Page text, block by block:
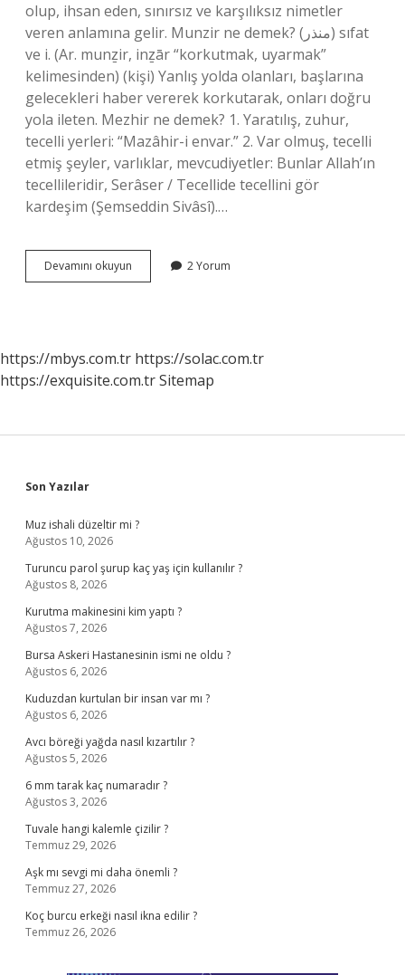
olup, ihsan eden, sınırsız ve karşılıksız nimetler
veren anlamına gelir. Munzir ne demek? (ﻣﻨﺬﺭ) sıfat
ve i. (Ar. munẕir, inẕār “korkutmak, uyarmak”
kelimesinden) (kişi) Yanlış yolda olanları, başlarına
gelecekleri haber vererek korkutarak, onları doğru
yola ileten. Mezhir ne demek? 1. Yaratılış, zuhur,
tecelli yerleri: “Mazâhir-i envar.” 2. Var olmuş, tecelli
etmiş şeyler, varlıklar, mevcudiyetler: Bunlar Allah’ın
tecellileridir, Serâser / Tecellide tecellini gör
kardeşim (Şemseddin Sivâsî).…
Devamını okuyun
Ne
2 Yorum
https://mbys.com.tr https://solac.com.tr
https://exquisite.com.trSitemap
Sidebar
Son Yazılar
Muz ishali düzeltir mi ?
Ağustos 10, 2026
Turuncu parol şurup kaç yaş için kullanılır ?
Ağustos 8, 2026
Kurutma makinesini kim yaptı ?
Ağustos 7, 2026
Bursa Askeri Hastanesinin ismi ne oldu ?
Ağustos 6, 2026
Kuduzdan kurtulan bir insan var mı ?
Ağustos 6, 2026
Avcı böreği yağda nasıl kızartılır ?
Ağustos 5, 2026
6 mm tarak kaç numaradır ?
Ağustos 3, 2026
Tuvale hangi kalemle çizilir ?
Temmuz 29, 2026
Aşk mı sevgi mi daha önemli ?
Temmuz 27, 2026
Koç burcu erkeği nasıl ikna edilir ?
Temmuz 26, 2026